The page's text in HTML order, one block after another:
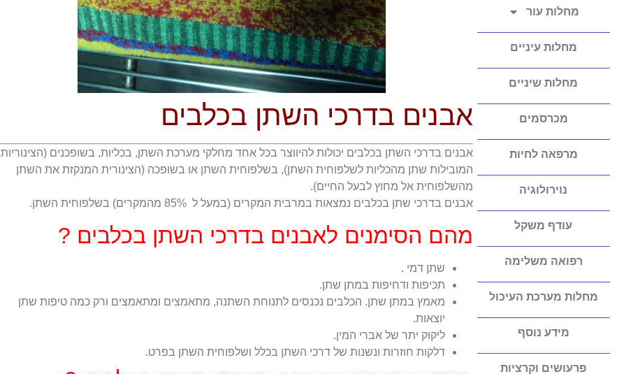
מחלות עור
מחלות עיניים
מחלות שיניים
מכרסמים
מרפאה לחיות
נוירולוגיה
עודף משקל
רפואה משלימה
מחלות מערכת העיכול
מידע נוסף
פרעושים וקרציות
אבנים בדרכי השתן בכלבים
אבנים בדרכי השתן בכלבים יכולות להיווצר בכל אחד מחלקי מערכת השתן, בכליות, בשופכנים (הצינוריות
המובילות שתן מהכליות לשלפוחית השתן), בשלפוחית השתן או בשופכה (הצינורית המנקזת את השתן
מהשלפוחית אל מחוץ לבעל החיים).
אבנים בדרכי שתן בכלבים נמצאות במרבית המקרים (במעל ל 85% מהמקרים) בשלפוחית השתן.
מהם הסימנים לאבנים בדרכי השתן בכלבים ?
שתן דמי .
תכיפות ודחיפות במתן שתן.
מאמץ במתן שתן. הכלבים נכנסים לתנוחת השתנה, מתאמצים ומתאמצים ורק כמה טיפות שתן
יוצאות.
ליקוק יתר של אברי המין.
דלקות חוזרות ונשנות של דרכי השתן בכלל ושלפוחית השתן בפרט.